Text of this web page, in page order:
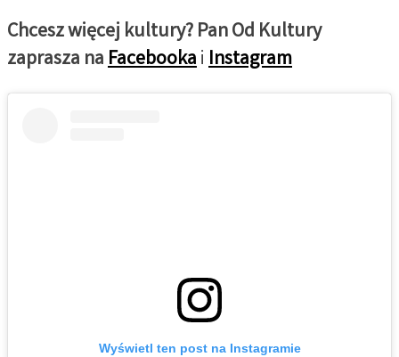
Chcesz więcej kultury? Pan Od Kultury
zaprasza naFacebookaiInstagram
Wyświetl ten post na Instagramie